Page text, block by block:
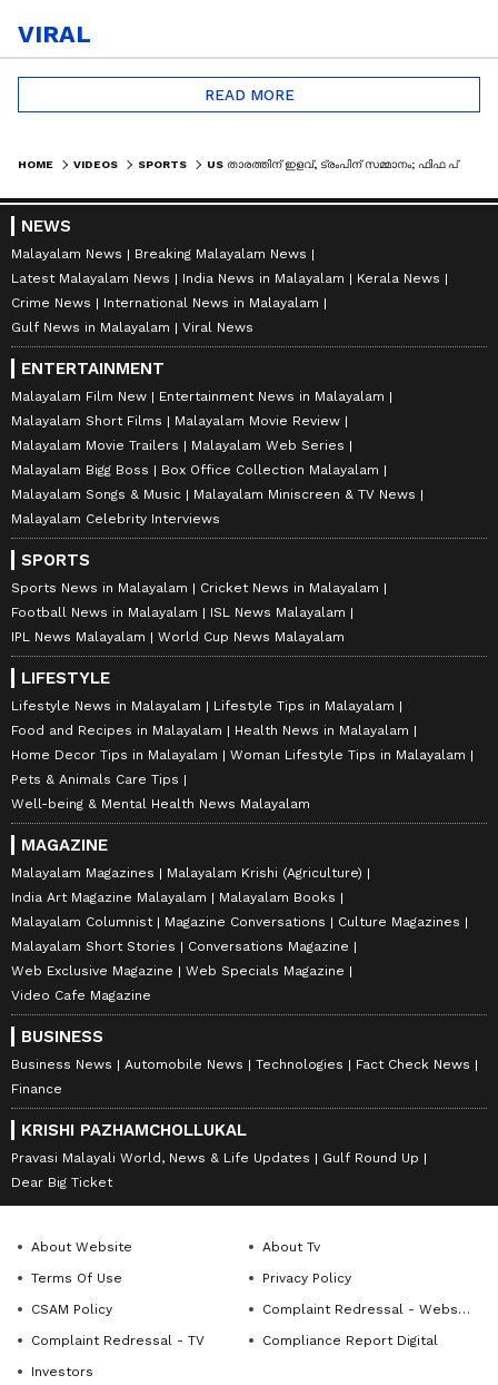
VIRAL
READ MORE
HOME VIDEOS SPORTS US താരത്തിന് ഇളവ്, ട്രംപിന് സമ്മാനം; ഫിഫ പ്രസിഡന്റിന് എതിരെ യൂറോപ്യൻ പാർലമെന്റ്| DONALD TRUMP |FIFA
NEWS
Malayalam News
Breaking Malayalam News
Latest Malayalam News
India News in Malayalam
Kerala News
Crime News
International News in Malayalam
Gulf News in Malayalam
Viral News
ENTERTAINMENT
Malayalam Film New
Entertainment News in Malayalam
Malayalam Short Films
Malayalam Movie Review
Malayalam Movie Trailers
Malayalam Web Series
Malayalam Bigg Boss
Box Office Collection Malayalam
Malayalam Songs & Music
Malayalam Miniscreen & TV News
Malayalam Celebrity Interviews
SPORTS
Sports News in Malayalam
Cricket News in Malayalam
Football News in Malayalam
ISL News Malayalam
IPL News Malayalam
World Cup News Malayalam
LIFESTYLE
Lifestyle News in Malayalam
Lifestyle Tips in Malayalam
Food and Recipes in Malayalam
Health News in Malayalam
Home Decor Tips in Malayalam
Woman Lifestyle Tips in Malayalam
Pets & Animals Care Tips
Well-being & Mental Health News Malayalam
MAGAZINE
Malayalam Magazines
Malayalam Krishi (Agriculture)
India Art Magazine Malayalam
Malayalam Books
Malayalam Columnist
Magazine Conversations
Culture Magazines
Malayalam Short Stories
Conversations Magazine
Web Exclusive Magazine
Web Specials Magazine
Video Cafe Magazine
BUSINESS
Business News Automobile News Technologies
Fact Check News
Finance
KRISHI PAZHAMCHOLLUKAL
Pravasi Malayali World, News & Life Updates
Gulf Round Up
Dear Big Ticket
About Website
About Tv
Terms Of Use
Privacy Policy
CSAM Policy
Complaint Redressal - Website
Complaint Redressal - TV
Compliance Report Digital
Investors